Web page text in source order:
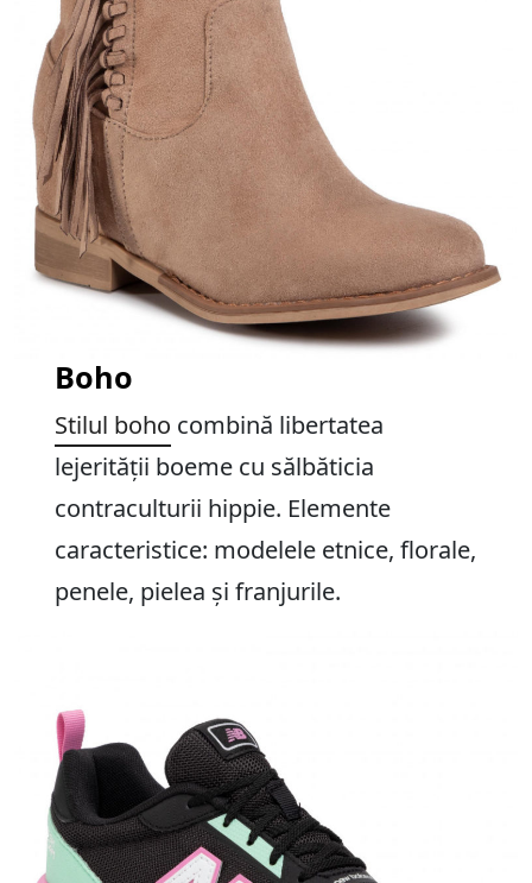
Boho
Stilul boho combină libertatea
lejerității boeme cu sălbăticia
contraculturii hippie. Elemente
caracteristice: modelele etnice, florale,
penele, pielea și franjurile.